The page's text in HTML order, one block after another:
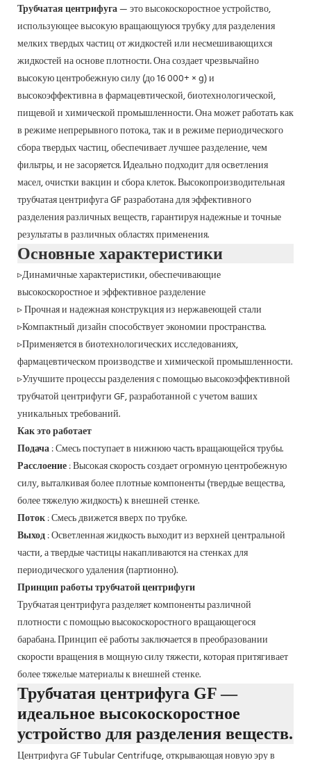
Трубчатая центрифуга— это высокоскоростное устройство,
использующее высокую вращающуюся трубку для разделения
мелких твердых частиц от жидкостей или несмешивающихся
жидкостей на основе плотности. Она создает чрезвычайно
высокую центробежную силу (до 16 000+ × g) и
высокоэффективна в фармацевтической, биотехнологической,
пищевой и химической промышленности. Она может работать как
в режиме непрерывного потока, так и в режиме периодического
сбора твердых частиц, обеспечивает лучшее разделение, чем
фильтры, и не засоряется. Идеально подходит для осветления
масел, очистки вакцин и сбора клеток. Высокопроизводительная
трубчатая центрифуга GF разработана для эффективного
разделения различных веществ, гарантируя надежные и точные
результаты в различных областях применения.
Основные характеристики
▹Динамичные характеристики, обеспечивающие
высокоскоростное и эффективное разделение
▹ Прочная и надежная конструкция из нержавеющей стали
▹Компактный дизайн способствует экономии пространства.
▹Применяется в биотехнологических исследованиях,
фармацевтическом производстве и химической промышленности.
▹Улучшите процессы разделения с помощью высокоэффективной
трубчатой ​​центрифуги GF, разработанной с учетом ваших
уникальных требований.
Как это работает
Подача: Смесь поступает в нижнюю часть вращающейся трубы.
Расслоение: Высокая скорость создает огромную центробежную
силу, выталкивая более плотные компоненты (твердые вещества,
более тяжелую жидкость) к внешней стенке.
Поток: Смесь движется вверх по трубке.
Выход: Осветленная жидкость выходит из верхней центральной
части, а твердые частицы накапливаются на стенках для
периодического удаления (партионно).
Принцип работы трубчатой ​​центрифуги
Трубчатая центрифуга разделяет компоненты различной
плотности с помощью высокоскоростного вращающегося
барабана. Принцип её работы заключается в преобразовании
скорости вращения в мощную силу тяжести, которая притягивает
более тяжелые материалы к внешней стенке.
Трубчатая центрифуга GF —
идеальное высокоскоростное
устройство для разделения веществ.
Центрифуга GF Tubular Centrifuge, открывающая новую эру в